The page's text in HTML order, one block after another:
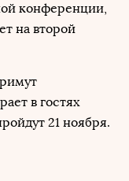
конференции,
на второй
в гостях
21 ноября.